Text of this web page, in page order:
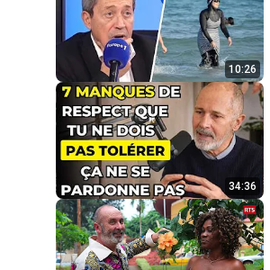
10:26
34:36